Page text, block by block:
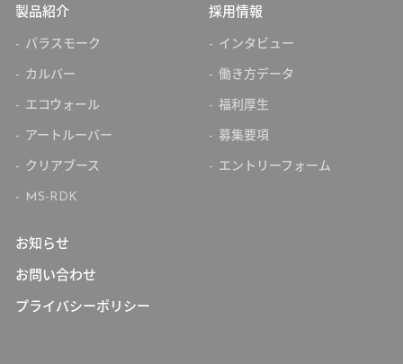
製品紹介
パラスモーク
カルバー
エコウォール
アートルーバー
クリアブース
MS-RDK
採用情報
インタビュー
働き方データ
福利厚生
募集要項
エントリーフォーム
お知らせ
お問い合わせ
プライバシーポリシー